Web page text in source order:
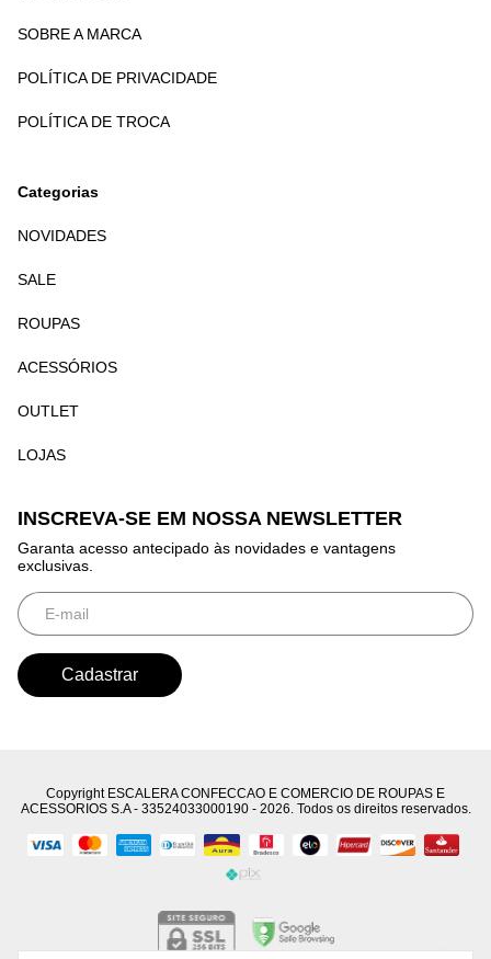
SOBRE A MARCA
POLÍTICA DE PRIVACIDADE
POLÍTICA DE TROCA
Categorias
NOVIDADES
SALE
ROUPAS
ACESSÓRIOS
OUTLET
LOJAS
INSCREVA-SE EM NOSSA NEWSLETTER
Garanta acesso antecipado às novidades e vantagens
exclusivas.
Copyright ESCALERA CONFECCAO E COMERCIO DE ROUPAS E
ACESSORIOS S.A - 33524033000190 - 2026. Todos os direitos reservados.